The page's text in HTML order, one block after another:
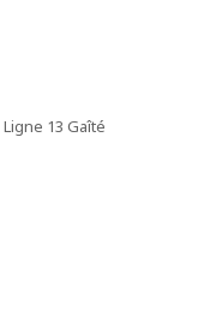
Ligne 13 Gaîté